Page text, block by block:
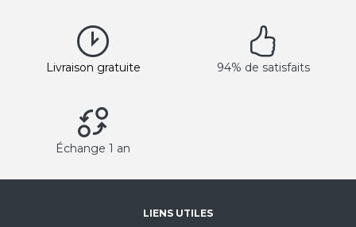
Livraison gratuite 94% de satisfaits
Échange 1 an
LIENS UTILES